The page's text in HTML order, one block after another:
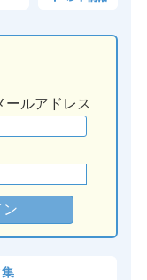
ールアドレス
集